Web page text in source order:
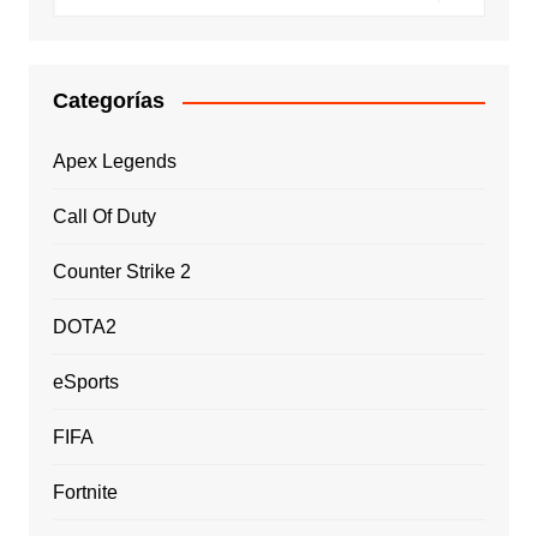
Categorías
Apex Legends
Call Of Duty
Counter Strike 2
DOTA2
eSports
FIFA
Fortnite